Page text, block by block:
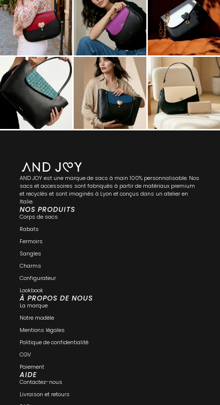
AND JOY est une marque de sacs à main 100% personnalisable. Nos
sacs et accessoires sont fabriqués à partir de matériaux premium
et recyclés et sont imaginés à Lyon et conçus dans un atelier en
Italie.
NOS PRODUITS
Corps de sacs
Rabats
Fermoirs
Sangles
Charms
Configurateur
Lookbook
À PROPOS DE NOUS
La marque
Notre modèle
Mentions légales
Politique de confidentialité
CGV
Paiement
AIDE
Contactez-nous
Livraison et retours